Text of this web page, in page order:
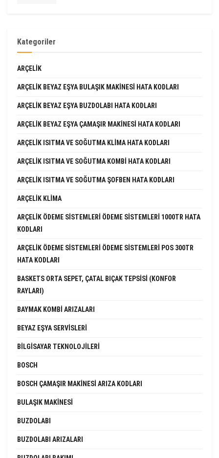
Kategoriler
ARÇELIK
ARÇELIK BEYAZ EŞYA BULAŞIK MAKINESI HATA KODLARI
ARÇELIK BEYAZ EŞYA BUZDOLABI HATA KODLARI
ARÇELIK BEYAZ EŞYA ÇAMAŞIR MAKINESI HATA KODLARI
ARÇELIK ISITMA VE SOĞUTMA KLIMA HATA KODLARI
ARÇELIK ISITMA VE SOĞUTMA KOMBI HATA KODLARI
ARÇELIK ISITMA VE SOĞUTMA ŞOFBEN HATA KODLARI
ARÇELIK KLIMA
ARÇELIK ÖDEME SISTEMLERI ÖDEME SISTEMLERI 1000TR HATA
KODLARI
ARÇELIK ÖDEME SISTEMLERI ÖDEME SISTEMLERI POS 300TR
HATA KODLARI
BASKETS ORTA SEPET, ÇATAL BIÇAK TEPSISI (KONFOR
RAYLARI)
BAYMAK KOMBI ARIZALARI
BEYAZ EŞYA SERVISLERI
BILGISAYAR TEKNOLOJILERI
BOSCH
BOSCH ÇAMAŞIR MAKINESI ARIZA KODLARI
BULAŞIK MAKINESI
BUZDOLABI
BUZDOLABI ARIZALARI